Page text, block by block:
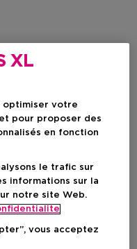
XL
optimiser votre
pour proposer des
en fonction
le trafic sur
informations sur la
notre site Web.
vous acceptez